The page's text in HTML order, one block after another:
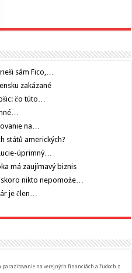
sám Fico,…
zakázané
čo túto…
na…
států amerických?
úprimný…
má zaujímavý biznis
nikto nepomože…
je člen…
parazitovanie na verejných financiách a ľudoch z